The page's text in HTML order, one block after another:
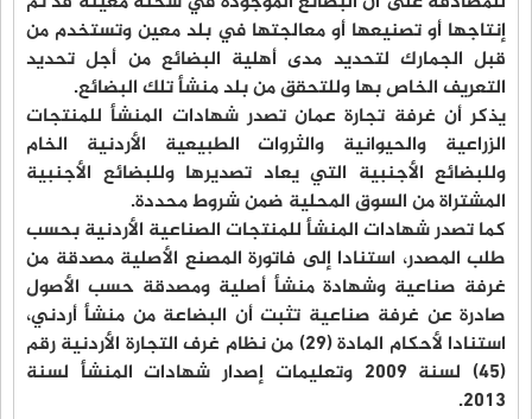
إنتاجها أو تصنيعها أو معالجتها في بلد معين وتستخدم من
قبل الجمارك لتحديد مدى أهلية البضائع من أجل تحديد
التعريف الخاص بها وللتحقق من بلد منشأ تلك البضائع.
يذكر أن غرفة تجارة عمان تصدر شهادات المنشأ للمنتجات
الزراعية والحيوانية والثروات الطبيعية الأردنية الخام
وللبضائع الأجنبية التي يعاد تصديرها وللبضائع الأجنبية
المشتراة من السوق المحلية ضمن شروط محددة.
كما تصدر شهادات المنشأ للمنتجات الصناعية الأردنية بحسب
طلب المصدر، استنادا إلى فاتورة المصنع الأصلية مصدقة من
غرفة صناعية وشهادة منشأ أصلية ومصدقة حسب الأصول
صادرة عن غرفة صناعية تثبت أن البضاعة من منشأ أردني،
استنادا لأحكام المادة (29) من نظام غرف التجارة الأردنية رقم
(45) لسنة 2009 وتعليمات إصدار شهادات المنشأ لسنة
2013.